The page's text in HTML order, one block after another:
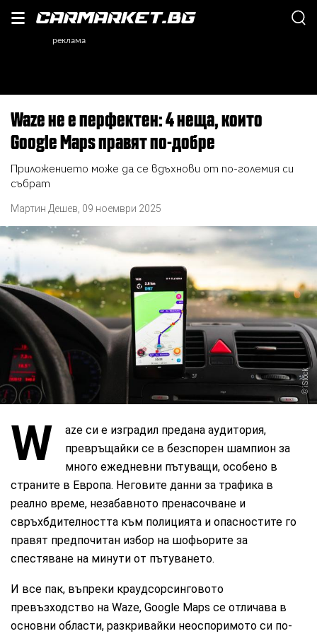
Waze не е перфектен: 4 неща, които
Google Maps правят по-добре
Приложението може да се вдъхнови от по-големия си
събрат
Мартин Дешев 09 ноември 2025
iStock
W
aze си е изградил предана аудитория,
превръщайки се в безспорен шампион за
много ежедневни пътуващи, особено в
страните в Европа. Неговите данни за трафика в
реално време, незабавното пренасочване и
свръхбдителността към полицията и опасностите го
правят предпочитан избор на шофьорите за
спестяване на минути от пътуването.
И все пак, въпреки краудсорсинговото
превъзходство на Waze, Google Maps се отличава в
основни области, разкривайки неоспоримото си по-